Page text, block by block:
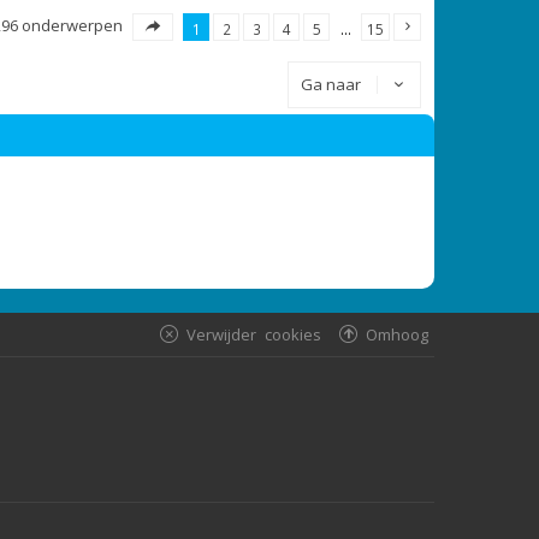
onderwerpen 1 2 3 4 5 … 15
Ga naar
Omhoog
Verwijder cookies